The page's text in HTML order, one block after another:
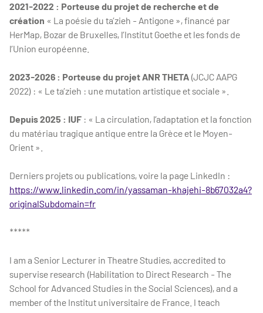
2021-2022 : Porteuse du projet de recherche et de
création « La poésie du ta’zieh - Antigone », financé par
HerMap, Bozar de Bruxelles, l’Institut Goethe et les fonds de
l’Union européenne.
2023-2026 : Porteuse du projet ANR THETA (JCJC AAPG
2022) : « Le ta’zieh : une mutation artistique et sociale ».
Depuis 2025 : IUF : « La circulation, l’adaptation et la fonction
du matériau tragique antique entre la Grèce et le Moyen-
Orient ».
Derniers projets ou publications, voire la page LinkedIn :
https://www.linkedin.com/in/yassaman-khajehi-8b67032a4?
originalSubdomain=fr
*****
I am a Senior Lecturer in Theatre Studies, accredited to
supervise research (Habilitation to Direct Research - The
School for Advanced Studies in the Social Sciences), and a
member of the Institut universitaire de France. I teach